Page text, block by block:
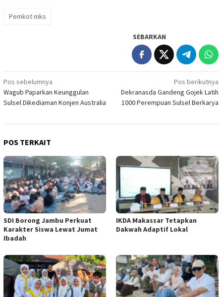
Pemkot mks
SEBARKAN
Navigasi
pos
Pos sebelumnya
Wagub Paparkan Keunggulan
Sulsel Dikediaman Konjen Australia
Pos berikutnya
Dekranasda Gandeng Gojek Latih
1000 Perempuan Sulsel Berkarya
POS TERKAIT
SDI Borong Jambu Perkuat
Karakter Siswa Lewat Jumat
Ibadah
IKDA Makassar Tetapkan
Dakwah Adaptif Lokal